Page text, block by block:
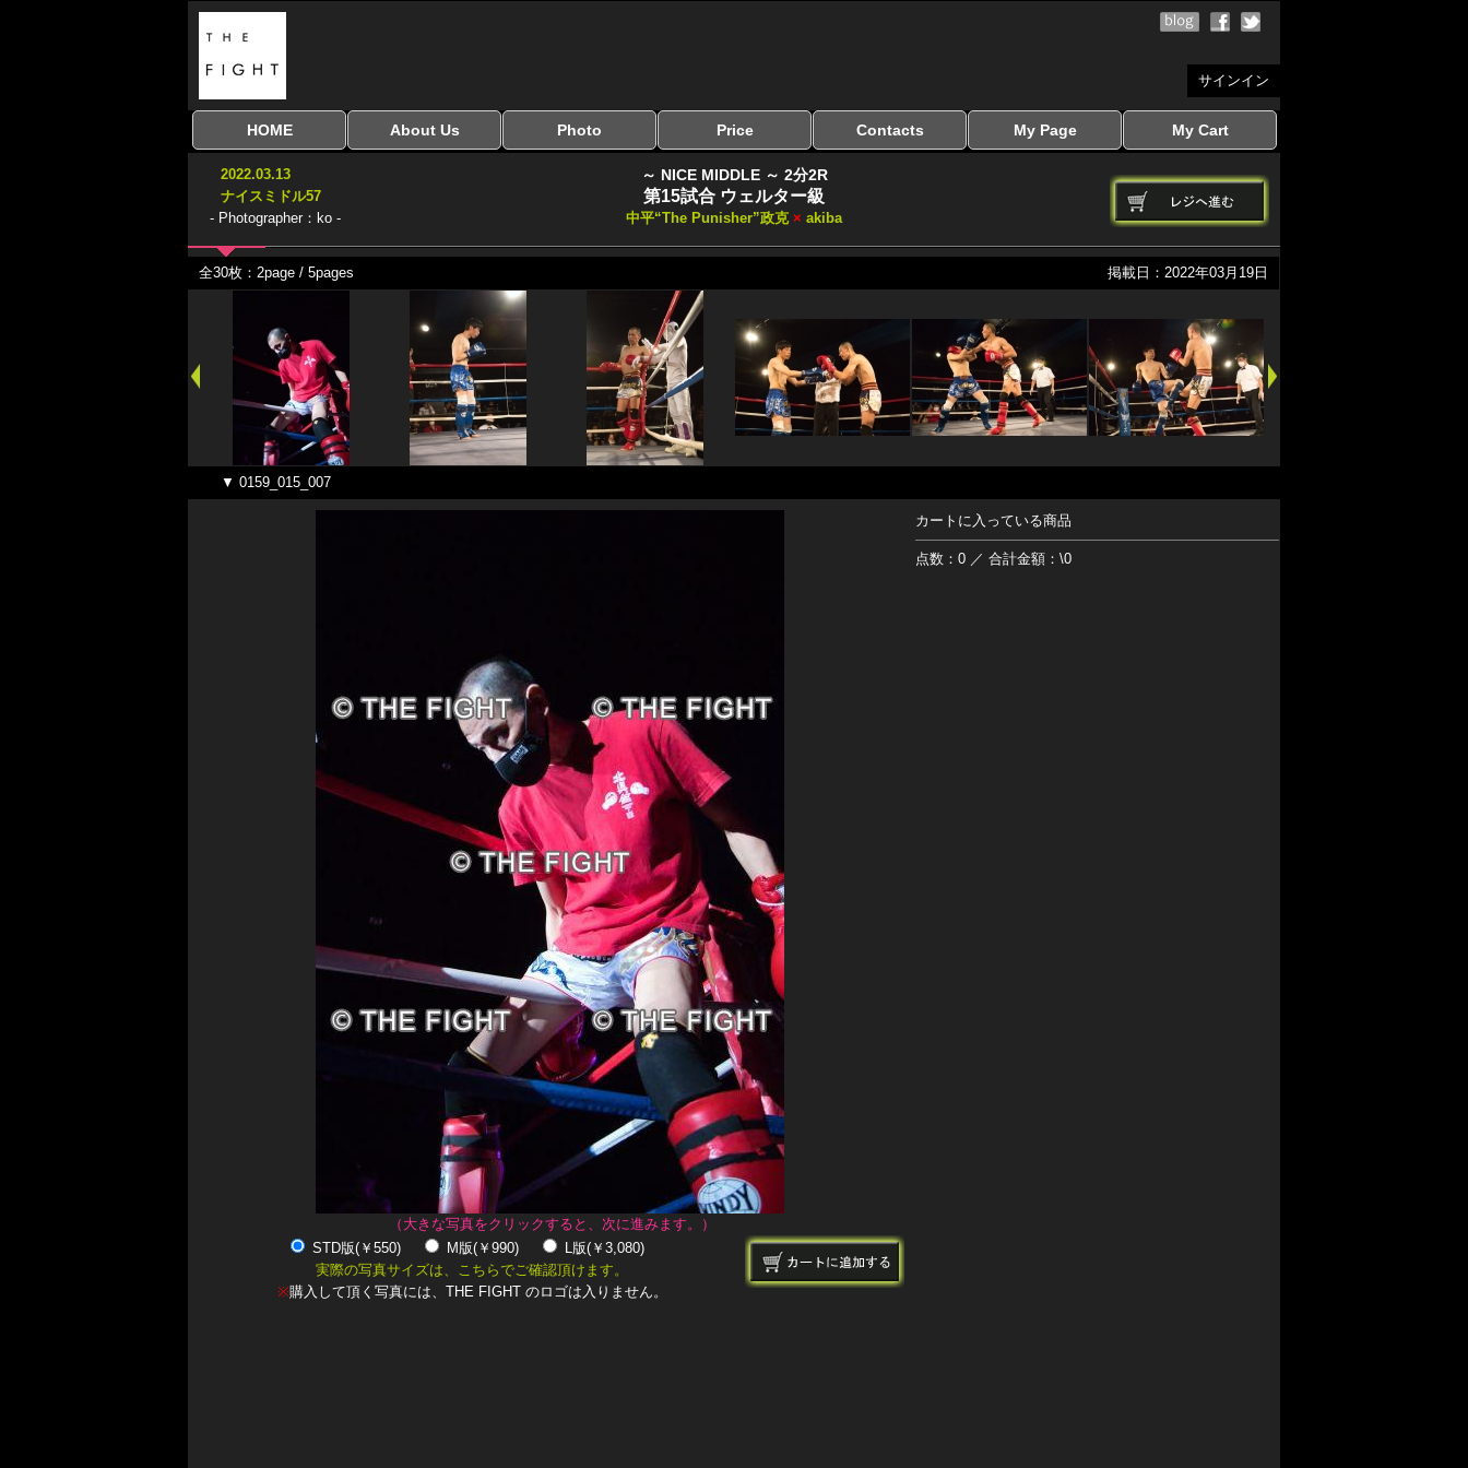
サインイン
HOME
全興行を表示
ナイスミドル
アマチュアキック
協議会
全日本学生キック
建武館キッズ大会
Bigbang
おやじファイト
About Us Photo Price
料金
お支払い方法
Contacts My Page My Cart
カートを見る
2022.03.13
ナイスミドル57
- Photographer：ko -
～ NICE MIDDLE ～ 2分2R
第15試合 ウェルター級
中平“The Punisher”政克 × akiba
全30枚：2page / 5pages 掲載日：2022年03月19日
▼ 0159_015_007
（大きな写真をクリックすると、次に進みます。）
STD版(￥550)
M版(￥990)
L版(￥3,080)
実際の写真サイズは、こちらでご確認頂けます。
※購入して頂く写真には、THE FIGHT のロゴは入りません。
カートに入っている商品
点数：0 ／ 合計金額：\0